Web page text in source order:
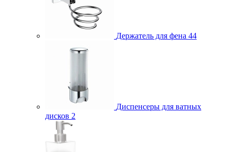
Держатель для фена 44
Диспенсеры для ватных
дисков 2